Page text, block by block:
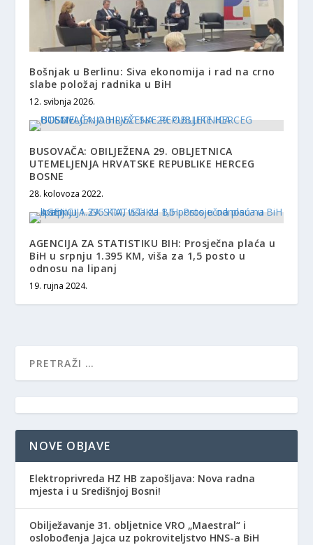
Bošnjak u Berlinu: Siva ekonomija i rad na crno
slabe položaj radnika u BiH
12. svibnja 2026.
BUSOVAČA: OBILJEŽENA 29. OBLJETNICA
UTEMELJENJA HRVATSKE REPUBLIKE HERCEG
BOSNE
28. kolovoza 2022.
AGENCIJA ZA STATISTIKU BIH: Prosječna plaća u
BiH u srpnju 1.395 KM, viša za 1,5 posto u
odnosu na lipanj
19. rujna 2024.
NOVE OBJAVE
Elektroprivreda HZ HB zapošljava: Nova radna
mjesta i u Središnjoj Bosni!
Obilježavanje 31. obljetnice VRO „Maestral“ i
oslobođenja Jajca uz pokroviteljstvo HNS-a BiH